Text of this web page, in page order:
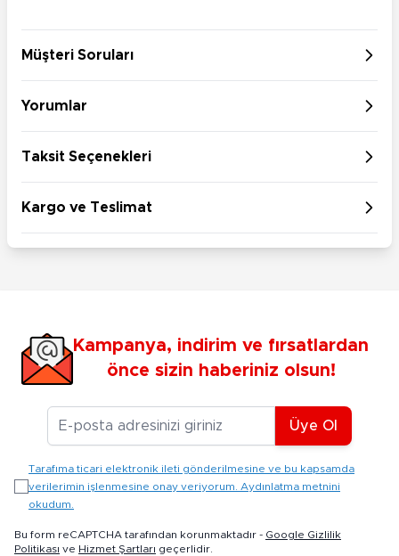
Müşteri Soruları
Yorumlar
Taksit Seçenekleri
Kargo ve Teslimat
Kampanya, indirim ve fırsatlardan
önce sizin haberiniz olsun!
E-posta Adresiniz
Üye Ol
Tarafıma ticari elektronik ileti gönderilmesine ve bu kapsamda
verilerimin işlenmesine onay veriyorum. Aydınlatma metnini
okudum.
Bu form reCAPTCHA tarafından korunmaktadır - Google Gizlilik
Politikası ve Hizmet Şartları geçerlidir.